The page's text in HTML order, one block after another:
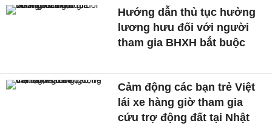
Hướng dẫn thủ tục hưởng
lương hưu đối với người
tham gia BHXH bắt buộc
Cảm động các bạn trẻ Việt
lái xe hàng giờ tham gia
cứu trợ động đất tại Nhật